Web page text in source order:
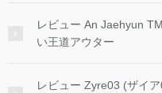
レビュー An Jaehyun
い王道アウター
レビュー Zyre03 (ザイ